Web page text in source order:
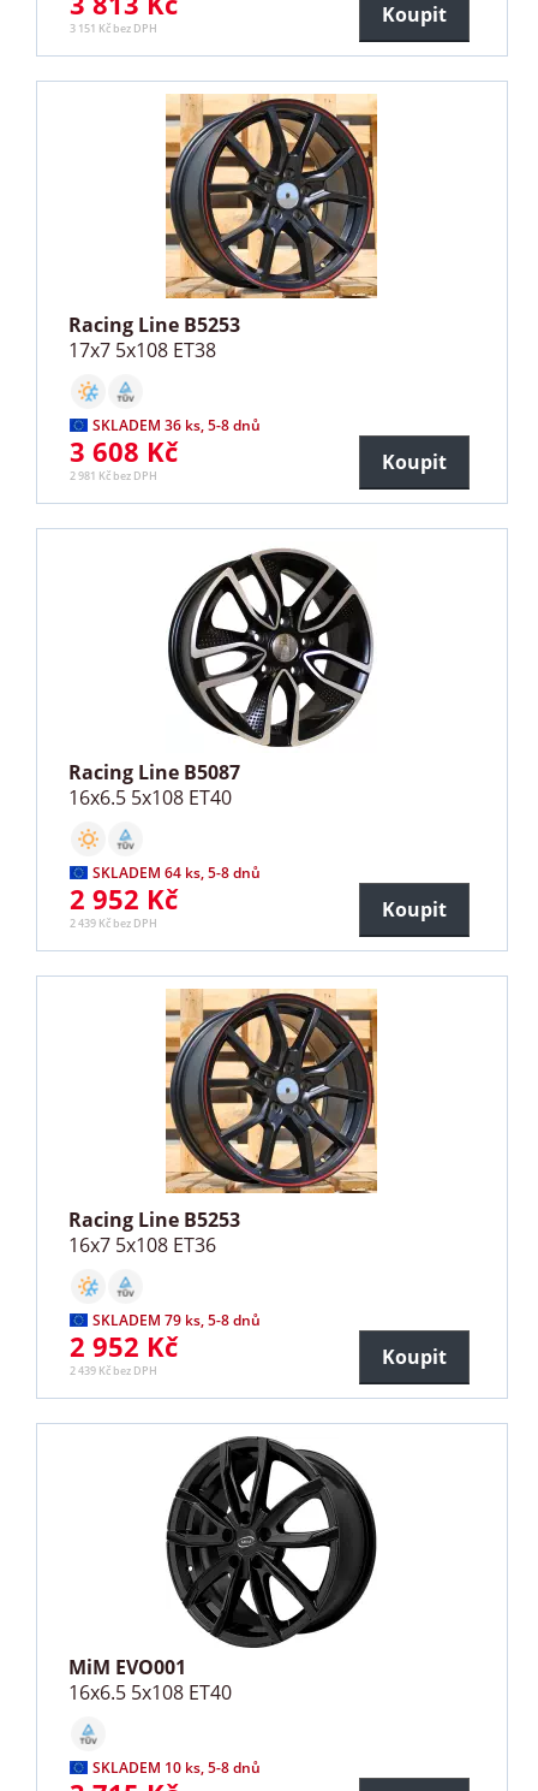
3 151 Kč bez DPH
Koupit
Racing Line B5253
17x7 5x108 ET38
SKLADEM 36 ks, 5-8 dnů
3 608 Kč
2 981 Kč bez DPH
Koupit
Racing Line B5087
16x6.5 5x108 ET40
SKLADEM 64 ks, 5-8 dnů
2 952 Kč
2 439 Kč bez DPH
Koupit
Racing Line B5253
16x7 5x108 ET36
SKLADEM 79 ks, 5-8 dnů
2 952 Kč
2 439 Kč bez DPH
Koupit
MiM EVO001
16x6.5 5x108 ET40
SKLADEM 10 ks, 5-8 dnů